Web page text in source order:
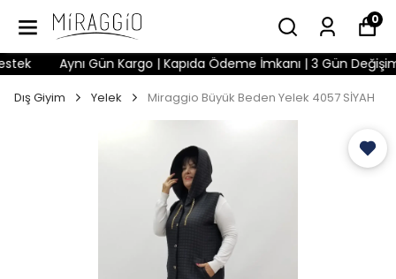
0
Aynı Gün Kargo | Kapıda Ödeme İmkanı | 3 Gün Değişim
Dış Giyim Yelek Miraggio Büyük Beden Yelek 4057 SİYAH